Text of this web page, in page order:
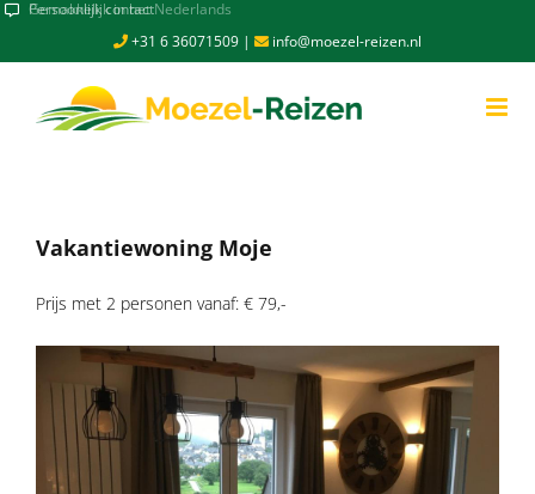
Skip Persoonlijk contact
+31 6 36071509 | info@moezel-reizen.nl
Vakantiewoning Moje
Prijs met 2 personen vanaf: € 79,-